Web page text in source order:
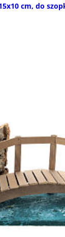
cm, do